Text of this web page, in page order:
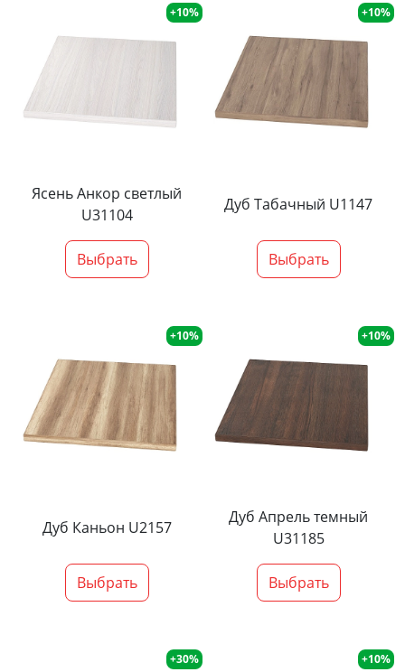
+10%
Ясень Анкор светлый
U31104
Выбрать
+10%
Дуб Табачный U1147
Выбрать
+10%
Дуб Каньон U2157
Выбрать
+10%
Дуб Апрель темный
U31185
Выбрать
+30% +10%